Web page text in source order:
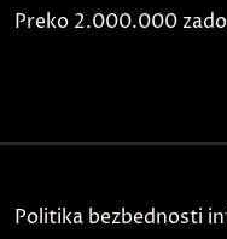
Preko 2.000.000
Politika bezbednosti